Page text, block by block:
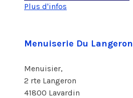
Plus d'infos
Menuiserie Du Langeron
Menuisier,
2 rte Langeron
41800 Lavardin